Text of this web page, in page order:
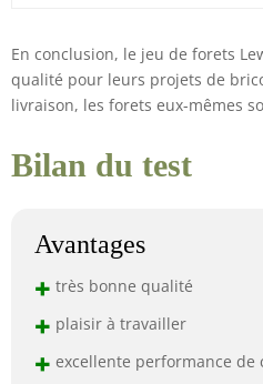
En conclusion, le jeu de forets
qualité pour leurs projets de
livraison, les forets eux-mêmes
Bilan du test
Avantages
+ très bonne qualité
+ plaisir à travailler
+ excellente performance de